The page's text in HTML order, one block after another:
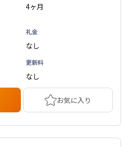
4ヶ月
礼金
なし
更新料
なし
お気に入り